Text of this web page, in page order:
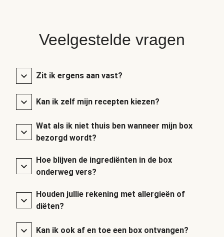
Veelgestelde vragen
Zit ik ergens aan vast?
Kan ik zelf mijn recepten kiezen?
Wat als ik niet thuis ben wanneer mijn box
bezorgd wordt?
Hoe blijven de ingrediënten in de box
onderweg vers?
Houden jullie rekening met allergieën of
diëten?
Kan ik ook af en toe een box ontvangen?